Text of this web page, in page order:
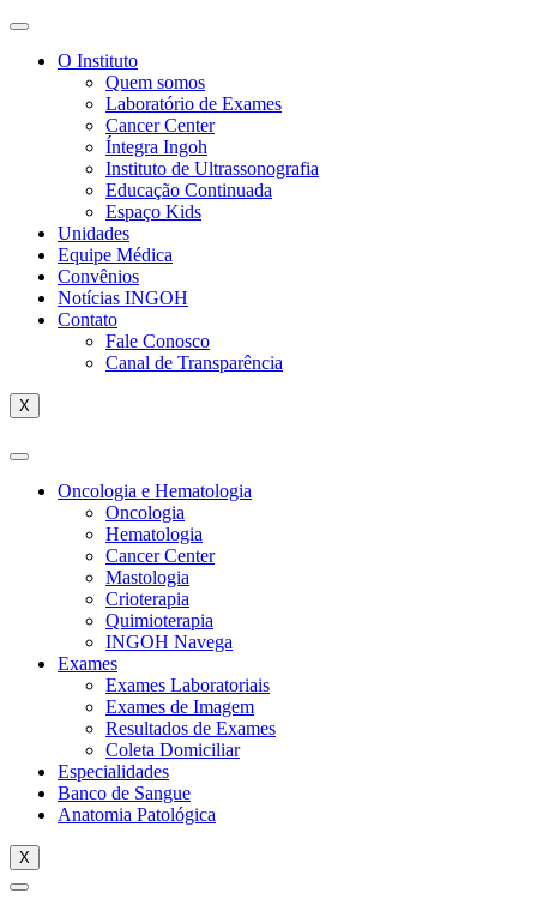
O Instituto
Quem somos
Laboratório de Exames
Cancer Center
Íntegra Ingoh
Instituto de Ultrassonografia
Educação Continuada
Espaço Kids
Unidades
Equipe Médica
Convênios
Notícias INGOH
Contato
Fale Conosco
Canal de Transparência
X
Oncologia e Hematologia
Oncologia
Hematologia
Cancer Center
Mastologia
Crioterapia
Quimioterapia
INGOH Navega
Exames
Exames Laboratoriais
Exames de Imagem
Resultados de Exames
Coleta Domiciliar
Especialidades
Banco de Sangue
Anatomia Patológica
X